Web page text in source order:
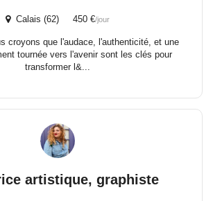
Calais (62) 450 €/jour
croyons que l'audace, l'authenticité, et une
tournée vers l'avenir sont les clés pour
transformer l&...
artistique, graphiste